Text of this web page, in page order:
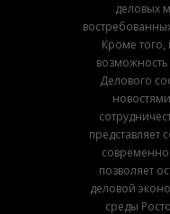
деловых
Кроме
возможность
Делового
представляет
позволяет
деловой
среды